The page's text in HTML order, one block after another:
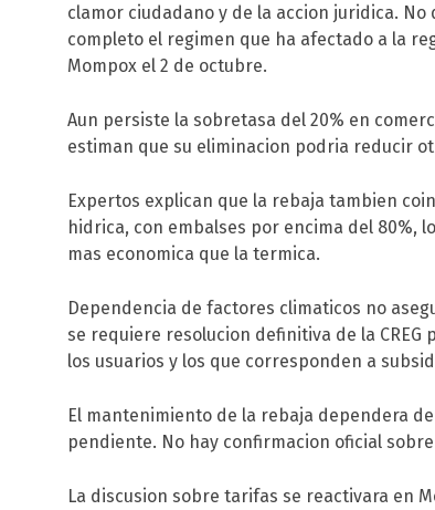
clamor ciudadano y de la accion juridica.
completo el regimen que ha afectado a la
Mompox el 2 de octubre.
Aun persiste la sobretasa del 20% en
estiman que su eliminacion podria reducir
Expertos explican que la rebaja tambien
hidrica, con embalses por encima del 80%,
mas economica que la termica.
Dependencia de factores climaticos no
se requiere resolucion definitiva de la
los usuarios y los que corresponden a
El mantenimiento de la rebaja dependera
pendiente. No hay confirmacion oficial
La discusion sobre tarifas se reactivara en